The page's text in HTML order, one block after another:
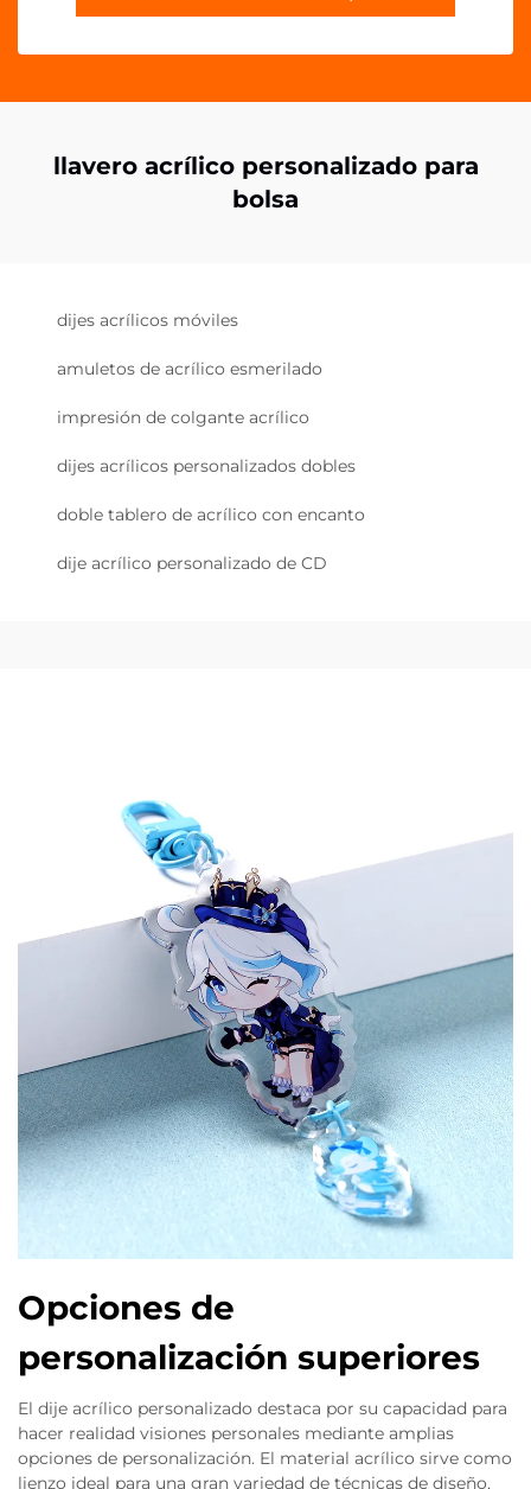
llavero acrílico personalizado para
bolsa
dijes acrílicos móviles
amuletos de acrílico esmerilado
impresión de colgante acrílico
dijes acrílicos personalizados dobles
doble tablero de acrílico con encanto
dije acrílico personalizado de CD
Opciones de
personalización superiores
El dije acrílico personalizado destaca por su capacidad para
hacer realidad visiones personales mediante amplias
opciones de personalización. El material acrílico sirve como
lienzo ideal para una gran variedad de técnicas de diseño,